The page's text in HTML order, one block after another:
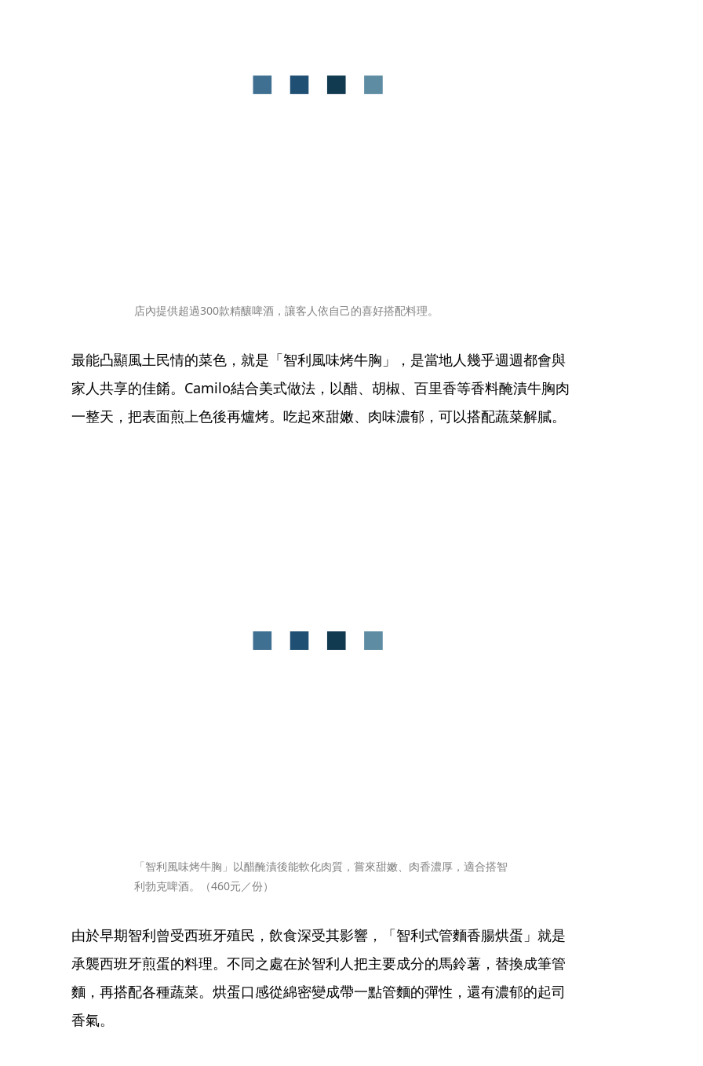
店內提供超過300款精釀啤酒，讓客人依自己的喜好搭配料理。
最能凸顯風土民情的菜色，就是「智利風味烤牛胸」，是當地人幾乎週週都會與
家人共享的佳餚。Camilo結合美式做法，以醋、胡椒、百里香等香料醃漬牛胸肉
一整天，把表面煎上色後再爐烤。吃起來甜嫩、肉味濃郁，可以搭配蔬菜解膩。
「智利風味烤牛胸」以醋醃漬後能軟化肉質，嘗來甜嫩、肉香濃厚，適合搭智
利勃克啤酒。（460元／份）
由於早期智利曾受西班牙殖民，飲食深受其影響，「智利式管麵香腸烘蛋」就是
承襲西班牙煎蛋的料理。不同之處在於智利人把主要成分的馬鈴薯，替換成筆管
麵，再搭配各種蔬菜。烘蛋口感從綿密變成帶一點管麵的彈性，還有濃郁的起司
香氣。